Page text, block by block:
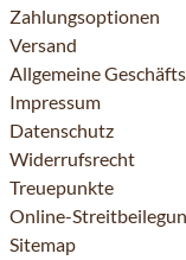
Zahlungsoptionen
Versand
Allgemeine
Impressum
Datenschutz
Widerrufsrecht
Treuepunkte
Online-
Sitemap